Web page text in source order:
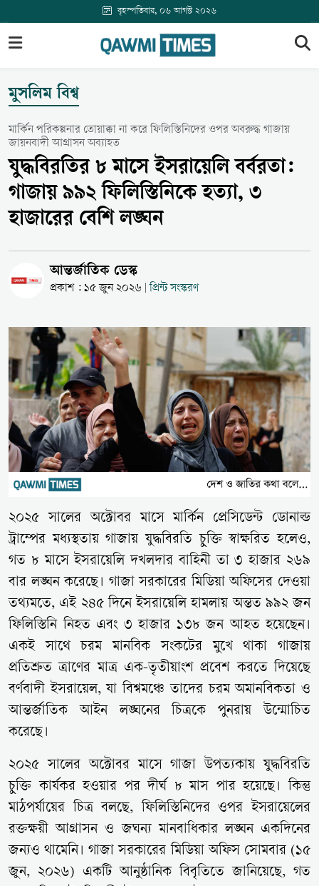
বৃহস্পতিবার, ০৬ আগস্ট ২০২৬
মুসলিম বিশ্ব
মার্কিন পরিকল্পনার তোয়াক্কা না করে ফিলিস্তিনিদের ওপর অবরুদ্ধ গাজায়
জায়নবাদী আগ্রাসন অব্যাহত
যুদ্ধবিরতির ৮ মাসে ইসরায়েলি বর্বরতা:
গাজায় ৯৯২ ফিলিস্তিনিকে হত্যা, ৩
হাজারের বেশি লঙ্ঘন
আন্তর্জাতিক ডেস্ক
প্রকাশ : ১৫ জুন ২০২৬ প্রিন্ট সংস্করণ
২০২৫ সালের অক্টোবর মাসে মার্কিন প্রেসিডেন্ট ডোনাল্ড
ট্রাম্পের মধ্যস্থতায় গাজায় যুদ্ধবিরতি চুক্তি স্বাক্ষরিত হলেও,
গত ৮ মাসে ইসরায়েলি দখলদার বাহিনী তা ৩ হাজার ২৬৯
বার লঙ্ঘন করেছে। গাজা সরকারের মিডিয়া অফিসের দেওয়া
তথ্যমতে, এই ২৪৫ দিনে ইসরায়েলি হামলায় অন্তত ৯৯২ জন
ফিলিস্তিনি নিহত এবং ৩ হাজার ১৩৮ জন আহত হয়েছেন।
একই সাথে চরম মানবিক সংকটের মুখে থাকা গাজায়
প্রতিশ্রুত ত্রাণের মাত্র এক-তৃতীয়াংশ প্রবেশ করতে দিয়েছে
বর্ণবাদী ইসরায়েল, যা বিশ্বমঞ্চে তাদের চরম অমানবিকতা ও
আন্তর্জাতিক আইন লঙ্ঘনের চিত্রকে পুনরায় উন্মোচিত
করেছে।
২০২৫ সালের অক্টোবর মাসে গাজা উপত্যকায় যুদ্ধবিরতি
চুক্তি কার্যকর হওয়ার পর দীর্ঘ ৮ মাস পার হয়েছে। কিন্তু
মাঠপর্যায়ের চিত্র বলছে, ফিলিস্তিনিদের ওপর ইসরায়েলের
রক্তক্ষয়ী আগ্রাসন ও জঘন্য মানবাধিকার লঙ্ঘন একদিনের
জন্যও থামেনি। গাজা সরকারের মিডিয়া অফিস সোমবার (১৫
জুন, ২০২৬) একটি আনুষ্ঠানিক বিবৃতিতে জানিয়েছে, গত